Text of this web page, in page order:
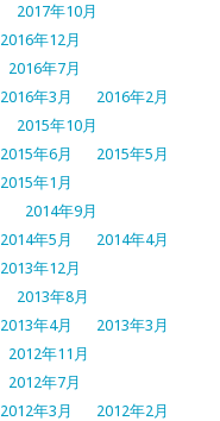
2017年10月
2016年12月
2016年7月
2016年3月
2016年2月
2015年10月
2015年6月
2015年5月
2015年1月
2014年9月
2014年5月
2014年4月
2013年12月
2013年8月
2013年4月
2013年3月
2012年11月
2012年7月
2012年3月
2012年2月